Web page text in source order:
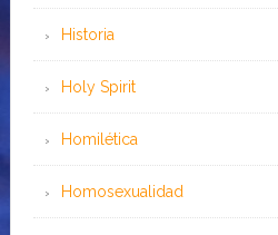
Historia
Holy Spirit
Homilética
Homosexualidad